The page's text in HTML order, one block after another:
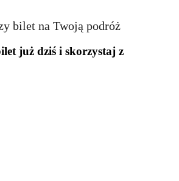
bilet na Twoją podróż
już dziś i skorzystaj z